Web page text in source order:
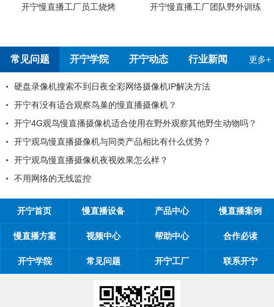
慢直播工厂团队野外训练
常见问题 开宁学院 开宁动态 行业新闻 更多+
IP解决方法
机？
外观察其他野生动物吗？
什么优势？
开宁慢直播厂家告诉您：如何做好微
99%工程商搞不清楚自己的目标客户
工程商如何制定营销方案？
工程商如何1年收入100万？
开宁慢直播厂家带你从9个角度抢占
开宁首页 慢直播设备 产品中心 慢直播案例
慢直播方案 视频中心 帮助中心 合作必读
开宁学院 常见问题 开宁工厂 联系开宁